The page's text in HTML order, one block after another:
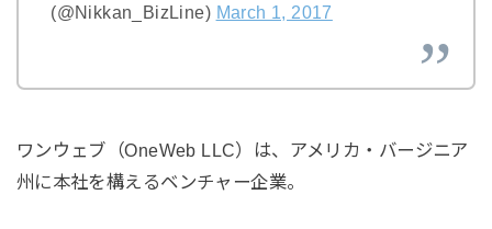
(@Nikkan_BizLine) March 1, 2017
ワンウェブ（OneWeb LLC）は、アメリカ・バージニア
州に本社を構えるベンチャー企業。